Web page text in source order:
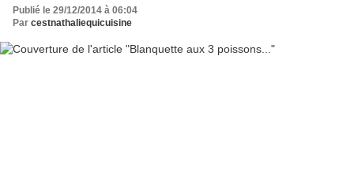
Publié le 29/12/2014 à 06:04
Par cestnathaliequicuisine